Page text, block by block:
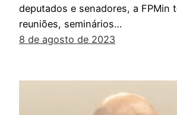
deputados e senadores, a FPMin
reuniões, seminários…
8 de agosto de 2023